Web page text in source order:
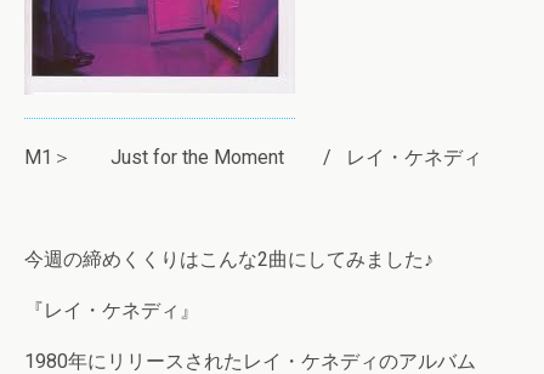
M1＞ Just for the Moment / レイ・ケネディ
今週の締めくくりはこんな2曲にしてみました♪
『レイ・ケネディ』
1980年にリリースされたレイ・ケネディのアルバム